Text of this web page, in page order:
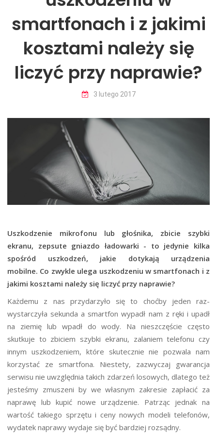
bypoznan.pl
nowiny.media.pl
samaprzyjemnosc.pl
infopodatnik.pl
wnetrzestyl.pl
smartfonach i z jakimi
kosztami należy się
liczyć przy naprawie?
3 lutego 2017
Uszkodzenie mikrofonu lub głośnika, zbicie szybki
ekranu, zepsute gniazdo ładowarki - to jedynie kilka
spośród uszkodzeń, jakie dotykają urządzenia
mobilne. Co zwykle ulega uszkodzeniu w smartfonach i z
jakimi kosztami należy się liczyć przy naprawie?
Każdemu z nas przydarzyło się to choćby jeden raz-
wystarczyła sekunda a smartfon wypadł nam z ręki i upadł
na ziemię lub wpadł do wody. Na nieszczęście często
skutkuje to zbiciem szybki ekranu, zalaniem telefonu czy
innym uszkodzeniem, które skutecznie nie pozwala nam
korzystać ze smartfona. Niestety, zazwyczaj gwarancja
serwisu nie uwzględnia takich zdarzeń losowych, dlatego też
jesteśmy zmuszeni by we własnym zakresie zapłacić za
naprawę lub kupić nowe urządzenie. Patrząc jednak na
wartość takiego sprzętu i ceny nowych modeli telefonów,
wydatek naprawy wydaje się być bardziej rozsądny.